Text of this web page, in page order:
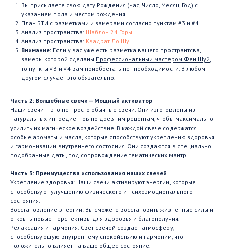
Вы присылаете свою дату Рождения (Час, Число, Месяц, Год) с
указанием пола и местом рождения
План БТИ с разметками и замерами согласно пунктам #3 и #4
Анализ пространства: Шаблон 24 Горы
Анализ пространства: Квадрат Ло Шу
Внимание: Если у вас уже есть разметка вашего пространтсва,
замеры которой сделаны Профессиональныи мастером Фен Шуй
то пункты #3 и #4 вам приобретать нет необходимости. В любом
другом случае - это обязательно.
Часть 2: Волшебные свечи — Мощный активатор
Наши свечи — это не просто обычные свечи. Они изготовлены из
натуральных ингредиентов по древним рецептам, чтобы максимально
усилить их магическое воздействие. В каждой свече содержатся
особые ароматы и масла, которые способствуют укреплению здоровья
и гармонизации внутреннего состояния. Они создаются в специально
подобранные даты, под сопровождение тематических мантр.
Часть 3: Преимущества использования наших свечей
Укрепление здоровья: Наши свечи активируют энергии, которые
способствуют улучшению физического и психоэмоционального
состояния.
Восстановление энергии: Вы сможете восстановить жизненные силы и
открыть новые перспективы для здоровья и благополучия.
Релаксация и гармония: Свет свечей создает атмосферу,
способствующую внутреннему спокойствию и гармонии, что
положительно влияет на ваше общее состояние.